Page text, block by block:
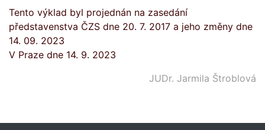
Tento výklad byl projednán na zasedání
představenstva ČZS dne 20. 7. 2017 a jeho změny dne
14. 09. 2023
V Praze dne 14. 9. 2023
JUDr. Jarmila Štroblová